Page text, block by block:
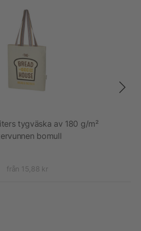
tygväska av 180 g/m²
bomull
från 15,88 kr